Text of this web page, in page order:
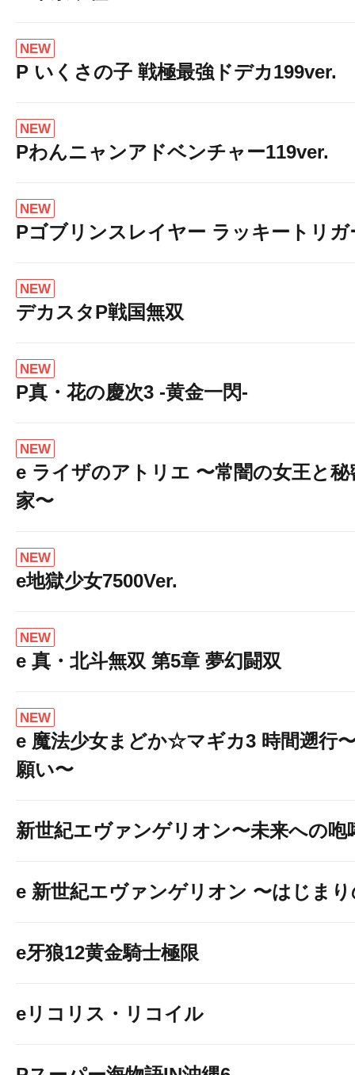
NEW
P いくさの子 戦極最強ドデカ199ver.
NEW
Pわんニャンアドベンチャー119ver.
NEW
Pゴブリンスレイヤー ラッキートリガ
NEW
デカスタP戦国無双
NEW
P真・花の慶次3 -黄金一閃-
NEW
e ライザのアトリエ 〜常闇の女王と秘
家〜
NEW
e地獄少女7500Ver.
NEW
e 真・北斗無双 第5章 夢幻闘双
NEW
e 魔法少女まどか☆マギカ3 時間遡行
願い〜
新世紀エヴァンゲリオン〜未来への咆
e 新世紀エヴァンゲリオン 〜はじま
e牙狼12黄金騎士極限
eリコリス・リコイル